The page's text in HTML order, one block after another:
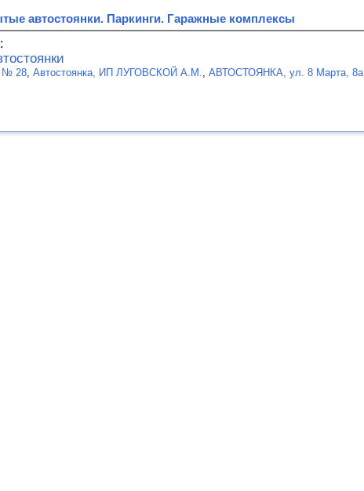
автостоянки. Паркинги. Гаражные комплексы
№ 28 Автостоянка, ИП ЛУГОВСКОЙ А.М. АВТОСТОЯНКА, ул. 8 Марта, 8а